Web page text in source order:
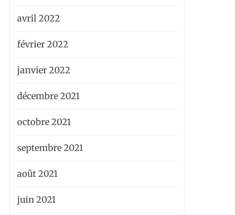
avril 2022
février 2022
janvier 2022
décembre 2021
octobre 2021
septembre 2021
août 2021
juin 2021